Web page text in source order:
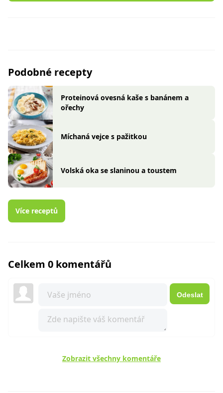
Podobné recepty
Proteinová ovesná kaše s banánem a
ořechy
Míchaná vejce s pažitkou
Volská oka se slaninou a toustem
Více receptů
Celkem 0 komentářů
Odeslat
Zobrazit všechny komentáře